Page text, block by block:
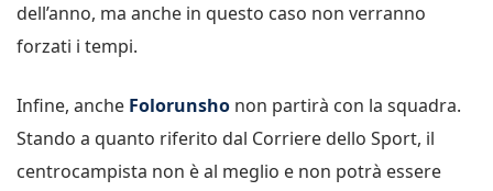
dell’anno, ma anche in questo caso non verranno
forzati i tempi.
Infine, anche Folorunsho non partirà con la squadra.
Stando a quanto riferito dal Corriere dello Sport, il
centrocampista non è al meglio e non potrà essere